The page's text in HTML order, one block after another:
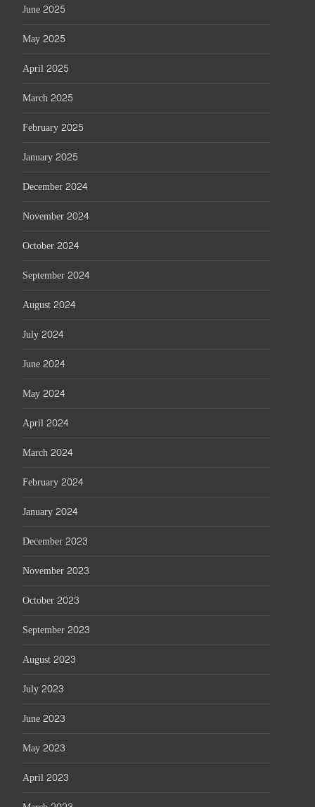
June 2025
May 2025
April 2025
March 2025
February 2025
January 2025
December 2024
November 2024
October 2024
September 2024
August 2024
July 2024
June 2024
May 2024
April 2024
March 2024
February 2024
January 2024
December 2023
November 2023
October 2023
September 2023
August 2023
July 2023
June 2023
May 2023
April 2023